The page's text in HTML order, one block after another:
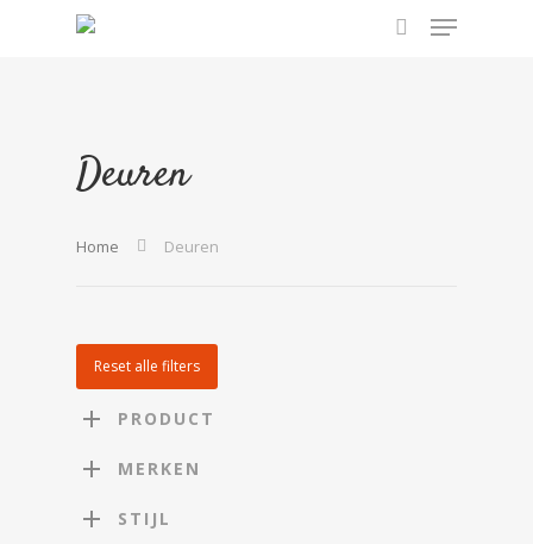
Deuren
Home Deuren
Reset alle filters
PRODUCT
MERKEN
STIJL